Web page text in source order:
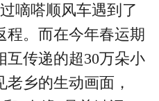
嘀嗒顺风车遇到了
程。而在今年春运期
互传递的超30万朵小
乡的生动画面，